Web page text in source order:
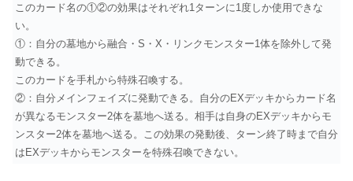
このカード名の①②の効果はそれぞれ1ターンに1度しか使用できな
い。
①：自分の墓地から融合・S・X・リンクモンスター1体を除外して発
動できる。
このカードを手札から特殊召喚する。
②：自分メインフェイズに発動できる。自分のEXデッキからカード名
が異なるモンスター2体を墓地へ送る。相手は自身のEXデッキからモ
ンスター2体を墓地へ送る。この効果の発動後、ターン終了時まで自分
はEXデッキからモンスターを特殊召喚できない。